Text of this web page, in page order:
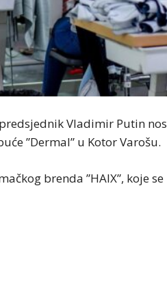
predsjednik Vladimir Putin
”Dermal” u Kotor Varošu.
brenda ”HAIX”, koje